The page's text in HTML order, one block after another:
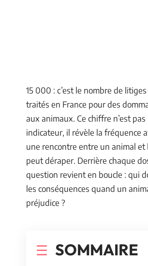
15 000 : c’est le nombre de
traités en France pour des
aux animaux. Ce chiffre n’est
indicateur, il révèle la fréquence
une rencontre entre un animal et
peut déraper. Derrière chaque
question revient en boucle : qui
les conséquences quand un
préjudice ?
SOMMAIRE